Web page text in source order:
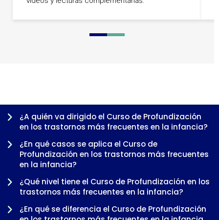
0 1 2 3
¿A quién va dirigido el Curso de Profundización
en los trastornos más frecuentes en la infancia?
¿En qué casos se aplica el Curso de
Profundización en los trastornos más frecuentes
en la infancia?
¿Qué nivel tiene el Curso de Profundización en los
trastornos más frecuentes en la infancia?
¿En qué se diferencia el Curso de Profundización